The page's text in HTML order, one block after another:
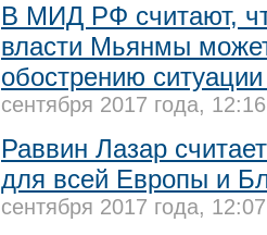
В МИД РФ считают,
власти Мьянмы
обострению
сентября 2017 года, 12:16
Раввин Лазар
для всей Европы и
сентября 2017 года, 12:07